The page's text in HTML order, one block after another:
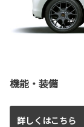
機能・装備
詳しくはこちら